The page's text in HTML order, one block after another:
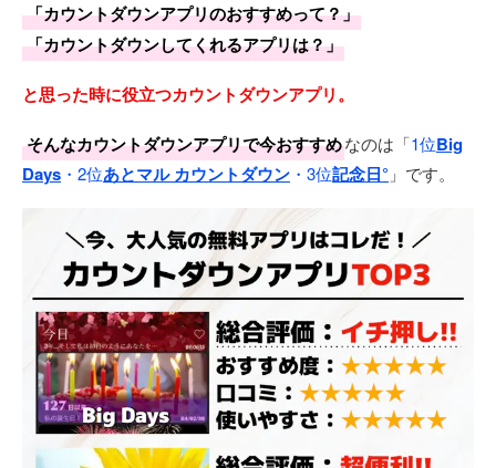
「カウントダウンアプリのおすすめって？」
「カウントダウンしてくれるアプリは？」
と思った時に役立つカウントダウンアプリ。
そんなカウントダウンアプリで今おすすめなのは「1位Big
Days ・2位あとマル カウントダウン ・3位記念日° 」です。